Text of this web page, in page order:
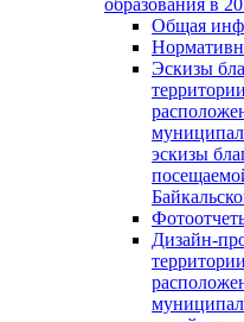
образования в
Общая
Эскизы
эскизы
Дизайн-